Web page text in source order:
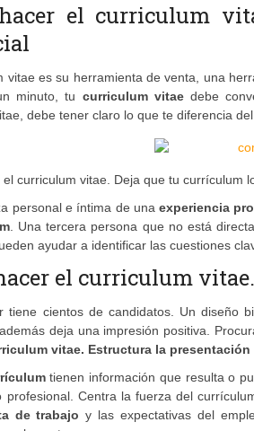
el curriculum
vitae es su herramienta de venta, una
minuto, tu curriculum vitaedebe
debe tener claro lo que te diferencia
curriculum vitae. Deja que tu currículum
personal e íntima de unaexperiencia
. Una tercera persona que no está
ayudar a identificar las cuestiones
el curriculum
tiene cientos de candidatos. Un
deja una impresión positiva.
vitae. Estructura la
tienen información que resulta o
profesional. Centra la fuerza del
de trabajo y las expectativas del